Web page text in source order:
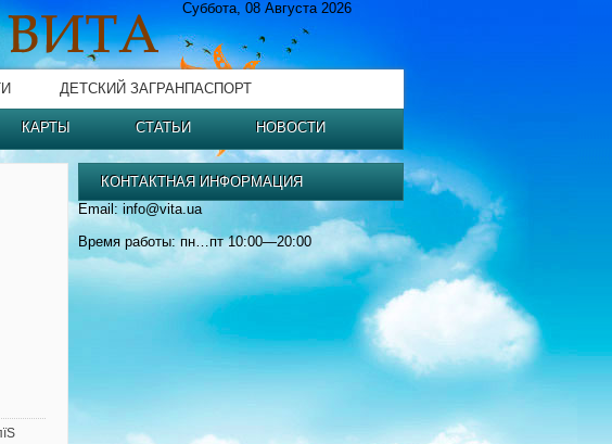
Суббота, 08 Августа 2026
ДЕТСКИЙ ЗАГРАНПАСПОРТ
КАРТЫ СТАТЬИ НОВОСТИ
КОНТАКТНАЯ ИНФОРМАЦИЯ
Email: info@vita.ua
Время работы: пн…пт 10:00—20:00